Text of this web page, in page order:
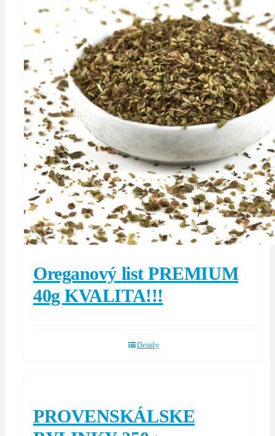
Oreganový list PREMIUM
40g KVALITA!!!
Detaily
PROVENSKÁLSKE